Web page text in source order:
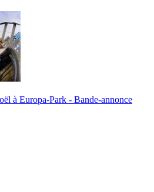
à Europa-Park - Bande-annonce